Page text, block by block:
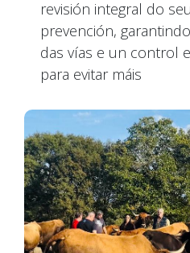
revisión integral do
prevención,
das vías e un control
para evitar máis